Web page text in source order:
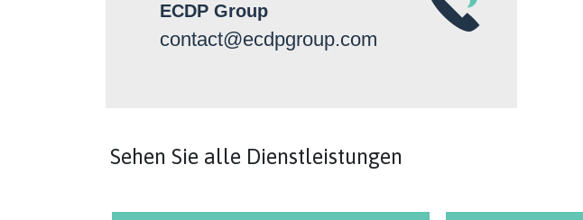
ECDP Group
contact@ecdpgroup.com
Sehen Sie alle Dienstleistungen